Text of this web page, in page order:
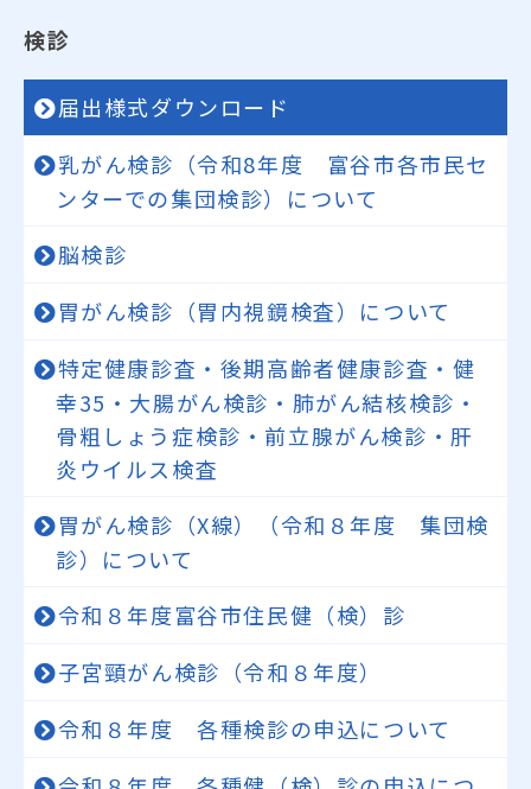
検診
届出様式ダウンロード
乳がん検診（令和8年度 富谷市各市民セ
ンターでの集団検診）について
脳検診
胃がん検診（胃内視鏡検査）について
特定健康診査・後期高齢者健康診査・健
幸35・大腸がん検診・肺がん結核検診・
骨粗しょう症検診・前立腺がん検診・肝
炎ウイルス検査
胃がん検診（X線）（令和８年度 集団検
診）について
令和８年度富谷市住民健（検）診
子宮頸がん検診（令和８年度）
令和８年度 各種検診の申込について